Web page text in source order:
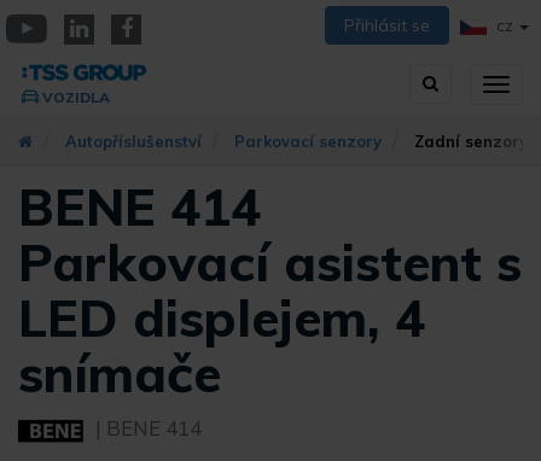
Přejít
k
hlavnímu
obsahu
Přihlásit se CZ
Vyhledávání
VOZIDLA
Autopříslušenství Parkovací senzory Zadní senzory
BENE 414
Parkovací asistent s
LED displejem, 4
snímače
| BENE 414